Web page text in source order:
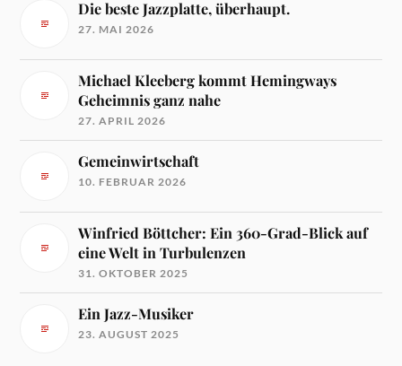
Die beste Jazzplatte, überhaupt.
27. MAI 2026
Michael Kleeberg kommt Hemingways
Geheimnis ganz nahe
27. APRIL 2026
Gemeinwirtschaft
10. FEBRUAR 2026
Winfried Böttcher: Ein 360-Grad-Blick auf
eine Welt in Turbulenzen
31. OKTOBER 2025
Ein Jazz-Musiker
23. AUGUST 2025